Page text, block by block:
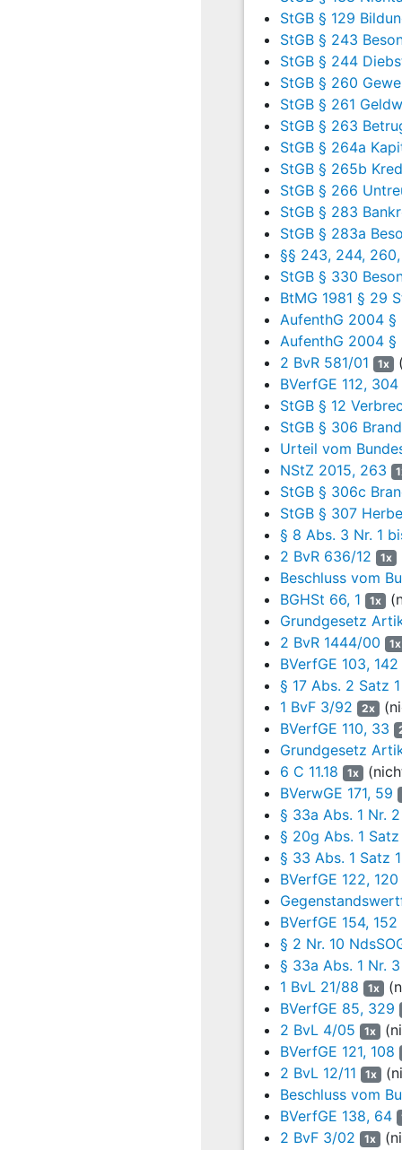
durchführen zu
Behördenleiter
10 § 17 Abs. 1 Satz 1
Mittel zur
Wortes über
Kontakt- oder
Satz 2 PolG NRW a. F.
durchführen zu können.
und
höchstens einen Monat
11 1. Auf die
Entscheidung des
Rechtslage zum
Bekanntmachung
Zuständigkeitsbereich
12 a) Erweisen sich §
173 Satz 1 VwGO
1 GGgeschützten
Abs. 1 Nr. 1 VwGO
Rahmen am ... Daten
Klägerin am ... fehlte
13 b) Hingegen bleibt
F. in der
Mittel zur
revisionsgerichtlich
Das
keinen Verstoß
Anfertigung von
insoweit haben die
gerichtlichen
Bildaufnahmen. Nur
15
Das
Begehung von
tragfähig erachtet.
der Anordnung der
Anhaltspunkte
rechtsextreme
dass Herr B. seit der
Körperverletzung
Ermittlung des neuen
weitere - weniger
Abs. 2 VwGO
Ohne Verstoß
Rechtfertigung in
dieser Normen.
17
Das
etwas
gegen Bundesrecht
einen längeren
StGB § 129
StGB § 243
StGB § 244
StGB § 260
StGB § 261
StGB § 263
StGB § 264a
StGB § 265b
StGB § 266
StGB § 283
StGB § 283a
§§ 243, 244,
StGB § 330
BtMG 1981 § 29
AufenthG 2004 §
AufenthG 2004 §
2 BvR 581/01 1x
BVerfGE 112, 304
StGB § 12
StGB § 306
Urteil vom
NStZ 2015, 263
StGB § 306c
StGB § 307
§ 8 Abs. 3 Nr. 1
2 BvR 636/12
1x
Beschluss vom
BGHSt 66, 1 1x
Grundgesetz
2 BvR 1444/00 1x
BVerfGE 103, 142
§ 17 Abs. 2 Satz
1 BvF 3/92
2x
BVerfGE 110, 33
Grundgesetz
6 C 11.18 1x
BVerwGE 171, 59
§ 33a Abs. 1 Nr.
§ 20g Abs. 1 Satz
§ 33 Abs. 1 Satz
BVerfGE 122, 120
BVerfGE 154, 152
§ 2 Nr. 10
§ 33a Abs. 1 Nr.
1 BvL 21/88
1x
BVerfGE 85, 329
2 BvL 4/05
1x
BVerfGE 121, 108
2 BvL 12/11
1x
Beschluss vom
BVerfGE 138, 64
2 BvF 3/02
1x